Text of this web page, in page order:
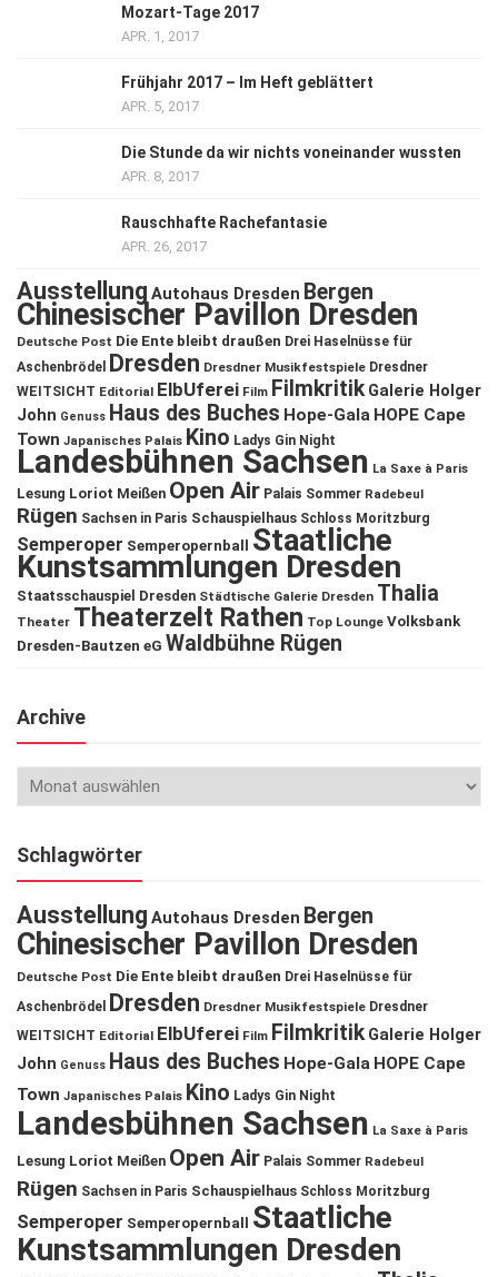
Mozart-Tage 2017
APR. 1, 2017
Frühjahr 2017 – Im Heft geblättert
APR. 5, 2017
Die Stunde da wir nichts voneinander wussten
APR. 8, 2017
Rauschhafte Rachefantasie
APR. 26, 2017
Ausstellung Autohaus Dresden Bergen
Chinesischer Pavillon Dresden
Deutsche Post Die Ente bleibt draußen Drei Haselnüsse für
Aschenbrödel
Dresden Dresdner Musikfestspiele Dresdner
WEITSICHT Editorial ElbUferei Film Filmkritik Galerie Holger
John Genuss Haus des Buches Hope-Gala HOPE Cape
Town Japanisches Palais Kino Ladys Gin Night
Landesbühnen Sachsen La Saxe à Paris
Lesung Loriot Meißen Open Air Palais Sommer Radebeul
Rügen Sachsen in Paris Schauspielhaus Schloss Moritzburg
Semperoper Semperopernball Staatliche
Kunstsammlungen Dresden
Staatsschauspiel Dresden Städtische Galerie Dresden Thalia
Theater Theaterzelt Rathen Top Lounge Volksbank
Dresden-Bautzen eG Waldbühne Rügen
Archive
Schlagwörter
Ausstellung Autohaus Dresden Bergen
Chinesischer Pavillon Dresden
Deutsche Post Die Ente bleibt draußen Drei Haselnüsse für
Aschenbrödel
Dresden Dresdner Musikfestspiele Dresdner
WEITSICHT Editorial ElbUferei Film Filmkritik Galerie Holger
John Genuss Haus des Buches Hope-Gala HOPE Cape
Town Japanisches Palais Kino Ladys Gin Night
Landesbühnen Sachsen La Saxe à Paris
Lesung Loriot Meißen Open Air Palais Sommer Radebeul
Rügen Sachsen in Paris Schauspielhaus Schloss Moritzburg
Semperoper Semperopernball
Staatliche
Kunstsammlungen Dresden